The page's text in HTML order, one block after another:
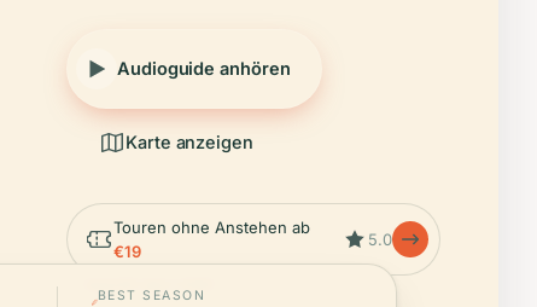
Audioguide anhören
Karte anzeigen
Touren ohne Anstehen ab
€19
5.0
BEST SEASON